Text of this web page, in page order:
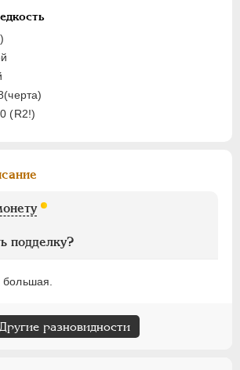
(R2!)
подделку?
большая.
Другие разновидности
1855
1881
1917
1768-1918